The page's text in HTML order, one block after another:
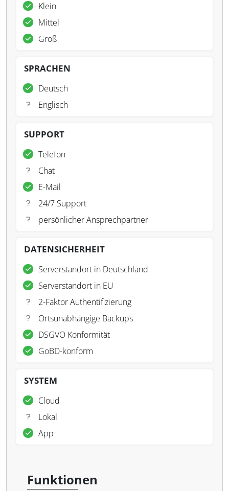
Klein
Mittel
Groß
SPRACHEN
Deutsch
Englisch
SUPPORT
Telefon
Chat
E-Mail
24/7 Support
persönlicher Ansprechpartner
DATENSICHERHEIT
Serverstandort in Deutschland
Serverstandort in EU
2-Faktor Authentifizierung
Ortsunabhängige Backups
DSGVO Konformität
GoBD-konform
SYSTEM
Cloud
Lokal
App
Funktionen